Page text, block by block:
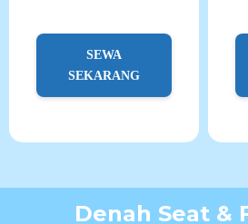
SEWA
SEKARANG
Denah Seat &